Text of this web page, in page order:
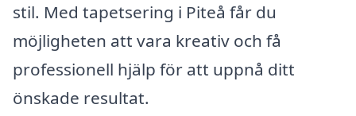
stil. Med tapetsering i Piteå får du
möjligheten att vara kreativ och få
professionell hjälp för att uppnå ditt
önskade resultat.